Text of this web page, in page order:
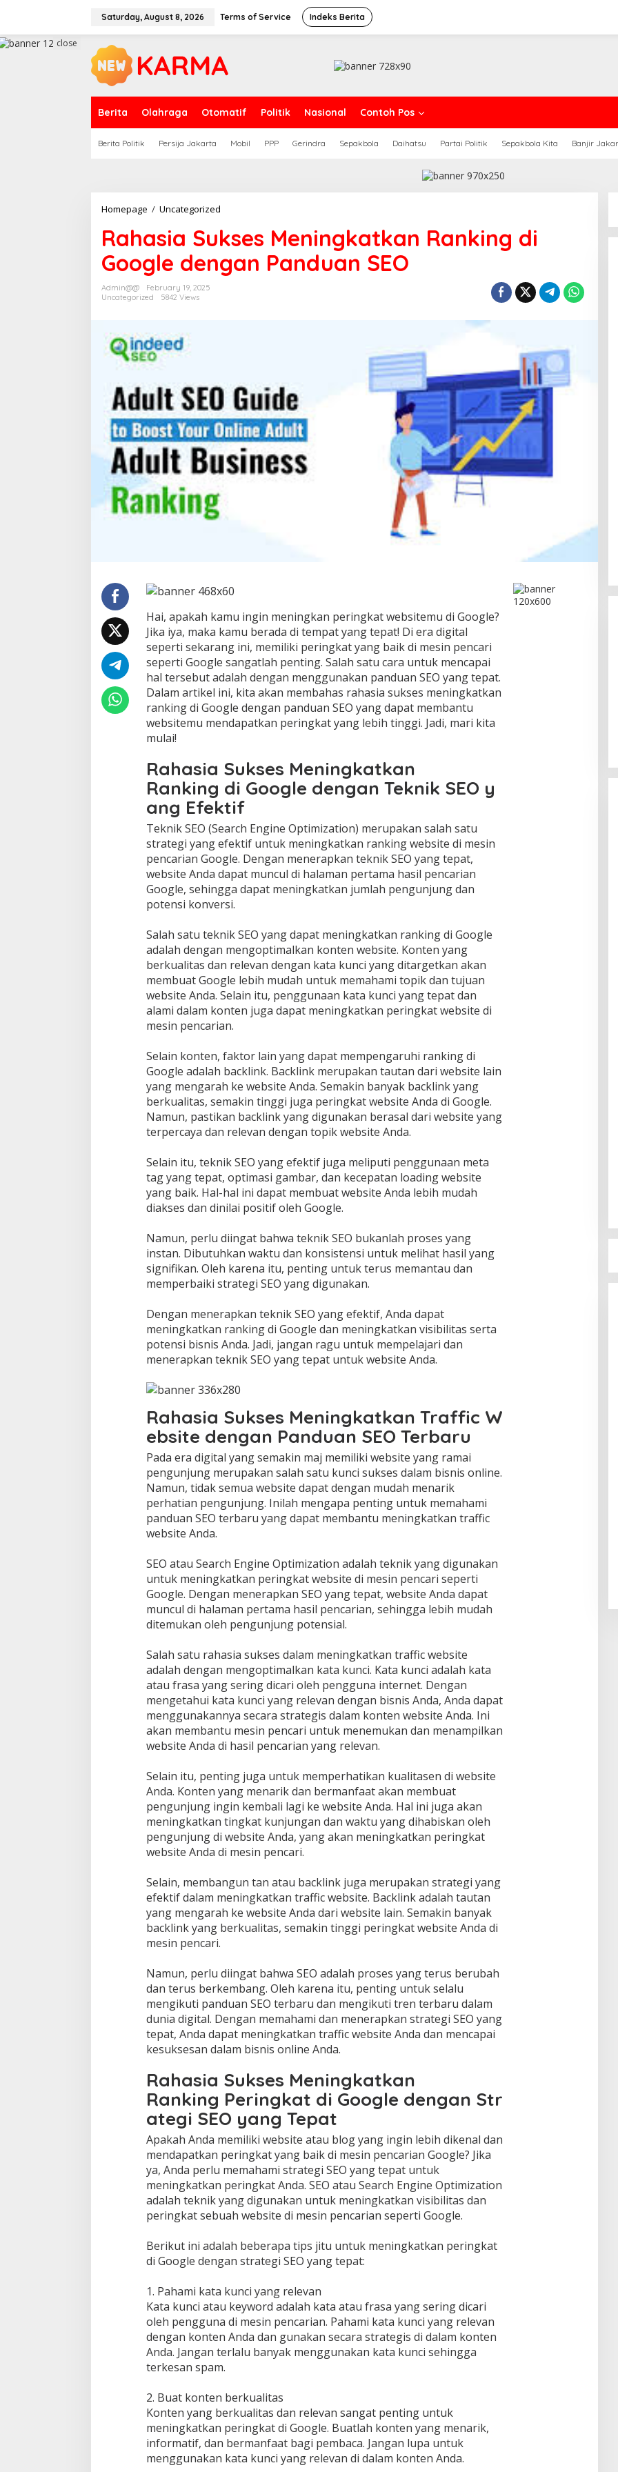
Saturday, August 8, 2026 Terms of Service Indeks Berita
Berita Olahraga Otomatif Politik Nasional Contoh Pos
Berita Politik Persija Jakarta Mobil PPP Gerindra Sepakbola Daihatsu Partai Politik Sepakbola Kita Banjir
close
Homepage / Uncategorized
Meningkatkan
Ranking
di
Google
Rahasia Sukses Meningkatkan Ranking di
Google dengan Panduan SEO
Admin@@
February 19, 2025
Uncategorized
5842 Views
Hai, apakah kamu ingin meningkan peringkat websitemu di Google?
Jika iya, maka kamu berada di tempat yang tepat! Di era digital
seperti sekarang ini, memiliki peringkat yang baik di mesin pencari
seperti Google sangatlah penting. Salah satu cara untuk mencapai
hal tersebut adalah dengan menggunakan panduan SEO yang tepat.
Dalam artikel ini, kita akan membahas rahasia sukses meningkatkan
ranking di Google dengan panduan SEO yang dapat membantu
websitemu mendapatkan peringkat yang lebih tinggi. Jadi, mari kita
mulai!
Rahasia Sukses Meningkatkan
Ranking di Google dengan Teknik SEO y
ang Efektif
Teknik SEO (Search Engine Optimization) merupakan salah satu
strategi yang efektif untuk meningkatkan ranking website di mesin
pencarian Google. Dengan menerapkan teknik SEO yang tepat,
website Anda dapat muncul di halaman pertama hasil pencarian
Google, sehingga dapat meningkatkan jumlah pengunjung dan
potensi konversi.
Salah satu teknik SEO yang dapat meningkatkan ranking di Google
adalah dengan mengoptimalkan konten website. Konten yang
berkualitas dan relevan dengan kata kunci yang ditargetkan akan
membuat Google lebih mudah untuk memahami topik dan tujuan
website Anda. Selain itu, penggunaan kata kunci yang tepat dan
alami dalam konten juga dapat meningkatkan peringkat website di
mesin pencarian.
Selain konten, faktor lain yang dapat mempengaruhi ranking di
Google adalah backlink. Backlink merupakan tautan dari website lain
yang mengarah ke website Anda. Semakin banyak backlink yang
berkualitas, semakin tinggi juga peringkat website Anda di Google.
Namun, pastikan backlink yang digunakan berasal dari website yang
terpercaya dan relevan dengan topik website Anda.
Selain itu, teknik SEO yang efektif juga meliputi penggunaan meta
tag yang tepat, optimasi gambar, dan kecepatan loading website
yang baik. Hal-hal ini dapat membuat website Anda lebih mudah
diakses dan dinilai positif oleh Google.
Namun, perlu diingat bahwa teknik SEO bukanlah proses yang
instan. Dibutuhkan waktu dan konsistensi untuk melihat hasil yang
signifikan. Oleh karena itu, penting untuk terus memantau dan
memperbaiki strategi SEO yang digunakan.
Dengan menerapkan teknik SEO yang efektif, Anda dapat
meningkatkan ranking di Google dan meningkatkan visibilitas serta
potensi bisnis Anda. Jadi, jangan ragu untuk mempelajari dan
menerapkan teknik SEO yang tepat untuk website Anda.
Rahasia Sukses Meningkatkan Traffic W
ebsite dengan Panduan SEO Terbaru
Pada era digital yang semakin maj memiliki website yang ramai
pengunjung merupakan salah satu kunci sukses dalam bisnis online.
Namun, tidak semua website dapat dengan mudah menarik
perhatian pengunjung. Inilah mengapa penting untuk memahami
panduan SEO terbaru yang dapat membantu meningkatkan traffic
website Anda.
SEO atau Search Engine Optimization adalah teknik yang digunakan
untuk meningkatkan peringkat website di mesin pencari seperti
Google. Dengan menerapkan SEO yang tepat, website Anda dapat
muncul di halaman pertama hasil pencarian, sehingga lebih mudah
ditemukan oleh pengunjung potensial.
Salah satu rahasia sukses dalam meningkatkan traffic website
adalah dengan mengoptimalkan kata kunci. Kata kunci adalah kata
atau frasa yang sering dicari oleh pengguna internet. Dengan
mengetahui kata kunci yang relevan dengan bisnis Anda, Anda dapat
menggunakannya secara strategis dalam konten website Anda. Ini
akan membantu mesin pencari untuk menemukan dan menampilkan
website Anda di hasil pencarian yang relevan.
Selain itu, penting juga untuk memperhatikan kualitasen di website
Anda. Konten yang menarik dan bermanfaat akan membuat
pengunjung ingin kembali lagi ke website Anda. Hal ini juga akan
meningkatkan tingkat kunjungan dan waktu yang dihabiskan oleh
pengunjung di website Anda, yang akan meningkatkan peringkat
website Anda di mesin pencari.
Selain, membangun tan atau backlink juga merupakan strategi yang
efektif dalam meningkatkan traffic website. Backlink adalah tautan
yang mengarah ke website Anda dari website lain. Semakin banyak
backlink yang berkualitas, semakin tinggi peringkat website Anda di
mesin pencari.
Namun, perlu diingat bahwa SEO adalah proses yang terus berubah
dan terus berkembang. Oleh karena itu, penting untuk selalu
mengikuti panduan SEO terbaru dan mengikuti tren terbaru dalam
dunia digital. Dengan memahami dan menerapkan strategi SEO yang
tepat, Anda dapat meningkatkan traffic website Anda dan mencapai
kesuksesan dalam bisnis online Anda.
Rahasia Sukses Meningkatkan
Ranking Peringkat di Google dengan Str
ategi SEO yang Tepat
Apakah Anda memiliki website atau blog yang ingin lebih dikenal dan
mendapatkan peringkat yang baik di mesin pencarian Google? Jika
ya, Anda perlu memahami strategi SEO yang tepat untuk
meningkatkan peringkat Anda. SEO atau Search Engine Optimization
adalah teknik yang digunakan untuk meningkatkan visibilitas dan
peringkat sebuah website di mesin pencarian seperti Google.
Berikut ini adalah beberapa tips jitu untuk meningkatkan peringkat
di Google dengan strategi SEO yang tepat:
1. Pahami kata kunci yang relevan
Kata kunci atau keyword adalah kata atau frasa yang sering dicari
oleh pengguna di mesin pencarian. Pahami kata kunci yang relevan
dengan konten Anda dan gunakan secara strategis di dalam konten
Anda. Jangan terlalu banyak menggunakan kata kunci sehingga
terkesan spam.
2. Buat konten berkualitas
Konten yang berkualitas dan relevan sangat penting untuk
meningkatkan peringkat di Google. Buatlah konten yang menarik,
informatif, dan bermanfaat bagi pembaca. Jangan lupa untuk
menggunakan kata kunci yang relevan di dalam konten Anda.
Fajar/Fikri Juara China Open 2025